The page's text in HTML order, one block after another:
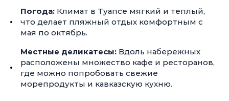
Погода: Климат в Туапсе мягкий и теплый,
что делает пляжный отдых комфортным с
мая по октябрь.
Местные деликатесы: Вдоль набережных
расположены множество кафе и ресторанов,
где можно попробовать свежие
морепродукты и кавказскую кухню.